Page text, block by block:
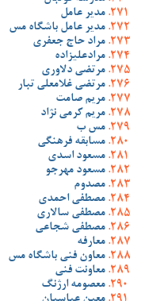
مدیر عامل
مدیر عامل باشگاه مس
مراد حاج جعفری
مرادعلیزاده
مرتضی دلاوری
مرتضی غلامعلی تبار
مریم صامت
مریم کرمی نژاد
مس ب
مسابقه فرهنگی
مسعود اسدی
مسعود مهرجو
مصدوم
مصطفی احمدی
مصطفی سالاری
مصطفی شجاعی
معارفه
معاون فنی باشگاه مس
معاونت فنی
معصومه ارژنگ